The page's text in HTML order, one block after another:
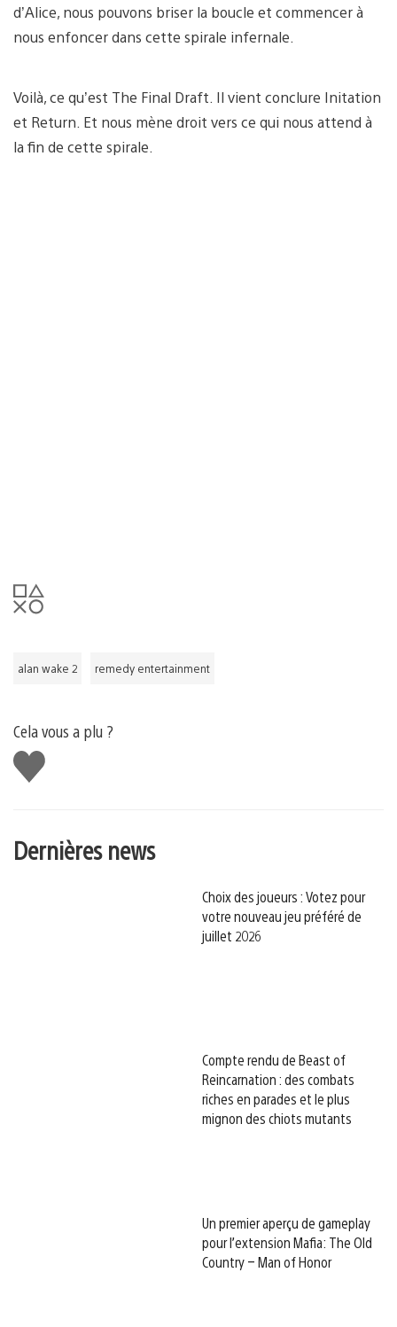
d’Alice, nous pouvons briser la boucle et commencer à
nous enfoncer dans cette spirale infernale.
Voilà, ce qu’est The Final Draft. Il vient conclure Initation
et Return. Et nous mène droit vers ce qui nous attend à
la fin de cette spirale.
alan wake 2 remedy entertainment
Cela vous a plu ?
J'aime
Dernières news
Choix des joueurs : Votez pour
votre nouveau jeu préféré de
juillet 2026
Compte rendu de Beast of
Reincarnation : des combats
riches en parades et le plus
mignon des chiots mutants
Un premier aperçu de gameplay
pour l’extension Mafia: The Old
Country – Man of Honor